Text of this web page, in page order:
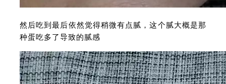
然后吃到最后依然觉得稍微有点腻，这个腻大概是那
种蛋吃多了导致的腻感